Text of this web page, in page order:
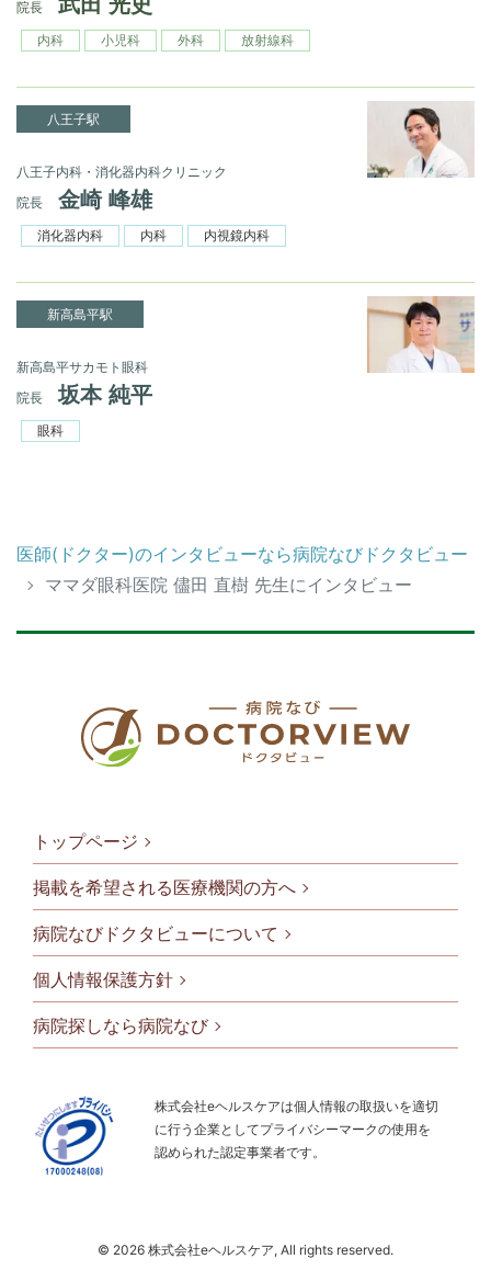
院長
内科 小児科 外科 放射線科
八王子駅
八王子内科・消化器内科クリニック
院長
金崎 峰雄
消化器内科 内科 内視鏡内科
新高島平駅
新高島平サカモト眼科
院長
坂本 純平
眼科
医師(ドクター)のインタビューなら病院なびドクタビュー
ママダ眼科医院 儘田 直樹 先生にインタビュー
フッタメニ
トップページ
掲載を希望される医療機関の方へ
病院なびドクタビューについて
個人情報保護方針
病院探しなら病院なび
株式会社eヘルスケアは個人情報の取扱いを適切
に行う企業としてプライバシーマークの使用を
認められた認定事業者です。
© 2026 株式会社eヘルスケア, All rights reserved.